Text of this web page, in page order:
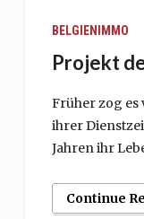
BELGIENIMMO
Projekt
Früher zog es
ihrer
Jahren ihr
Continue